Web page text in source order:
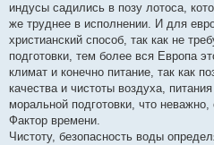
индусы садились в позу лотоса,
же труднее в исполнении. И для
христианский способ, так как не
подготовки, тем более вся Европа
климат и конечно питание, так как
качества и чистоты воздуха,
моральной подготовки, что неважно,
Фактор времени.
Чистоту, безопасность воды